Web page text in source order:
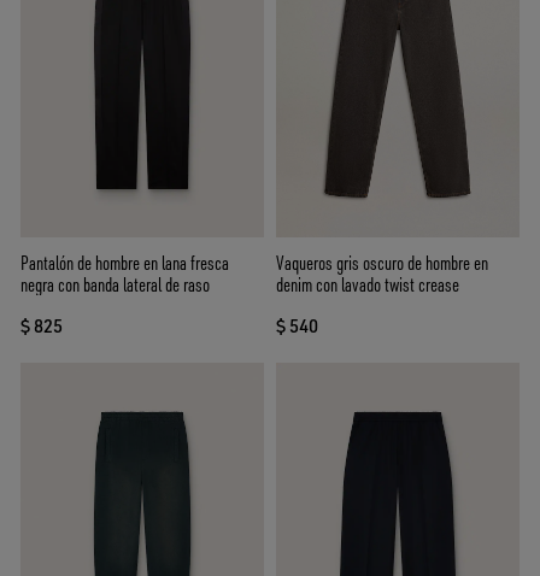
Pantalón de hombre en lana fresca
negra con banda lateral de raso
$ 825
Vaqueros gris oscuro de hombre en
denim con lavado twist crease
$ 540